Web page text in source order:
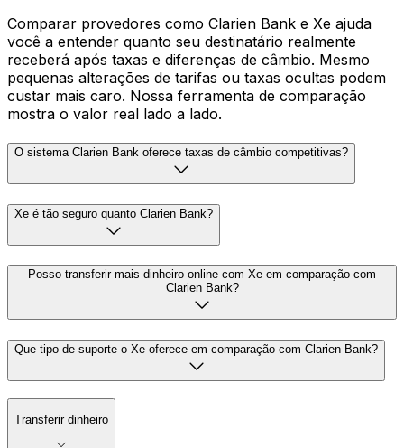
Comparar provedores como Clarien Bank e Xe ajuda
você a entender quanto seu destinatário realmente
receberá após taxas e diferenças de câmbio. Mesmo
pequenas alterações de tarifas ou taxas ocultas podem
custar mais caro. Nossa ferramenta de comparação
mostra o valor real lado a lado.
O sistema Clarien Bank oferece taxas de câmbio competitivas?
Xe é tão seguro quanto Clarien Bank?
Posso transferir mais dinheiro online com Xe em comparação com
Clarien Bank?
Que tipo de suporte o Xe oferece em comparação com Clarien Bank?
Transferir dinheiro